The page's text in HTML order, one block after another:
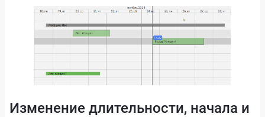
Изменение длительности, начала и